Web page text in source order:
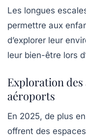
Les longues
permettre aux
d’explorer leur
leur bien-être lors
Exploration des
aéroports
En 2025, de plus
offrent des